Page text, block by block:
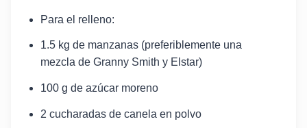
Para el relleno:
1.5 kg de manzanas (preferiblemente una
mezcla de Granny Smith y Elstar)
100 g de azúcar moreno
2 cucharadas de canela en polvo